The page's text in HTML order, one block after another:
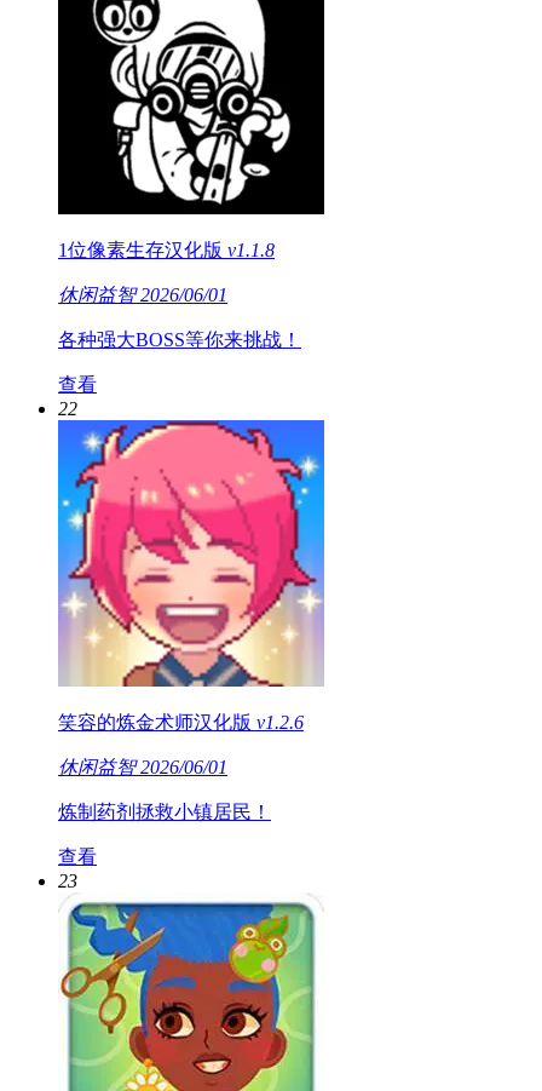
1位像素生存汉化版 v1.1.8
休闲益智2026/06/01
各种强大BOSS等你来挑战！
查看
22
笑容的炼金术师汉化版 v1.2.6
休闲益智2026/06/01
炼制药剂拯救小镇居民！
查看
23